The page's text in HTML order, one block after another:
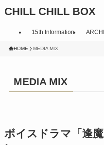
CHILL CHILL BOX
15th Information
HOME MEDIA MIX
MEDIA MIX
ボイスドラマ「逢